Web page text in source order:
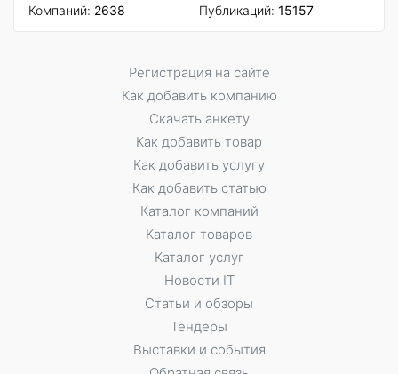
Компаний: 2638
Публикаций: 15157
Регистрация на сайте
Как добавить компанию
Скачать анкету
Как добавить товар
Как добавить услугу
Как добавить статью
Каталог компаний
Каталог товаров
Каталог услуг
Новости IT
Статьи и обзоры
Тендеры
Выставки и события